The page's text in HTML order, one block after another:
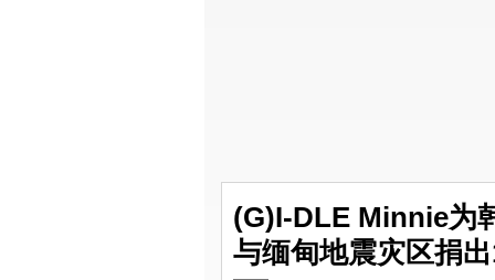
(G)I-DLE Minnie为
与缅甸地震灾区捐